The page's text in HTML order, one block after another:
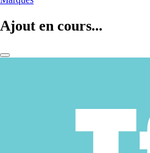
Ajout en cours...